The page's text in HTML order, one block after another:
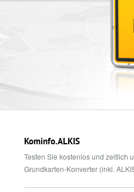
Kominfo.ALKIS
Testen Sie kostenlos und zeitlich
Grundkarten-Konverter (inkl.